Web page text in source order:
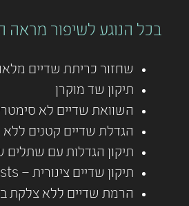
בכל הנוגע לשיפור מראה
שחזור כריתת שדיים
תיקון שד מוקרן
השוואת שדיים לא
הגדלת שדיים קטנים
תיקון הגדלות עם שתלים
תיקון שדיים צינורית – Tuberous Breasts
הרמת שדיים ללא צלקת